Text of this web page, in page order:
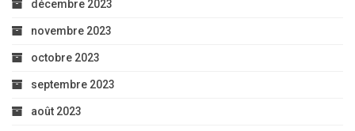
décembre 2023
novembre 2023
octobre 2023
septembre 2023
août 2023